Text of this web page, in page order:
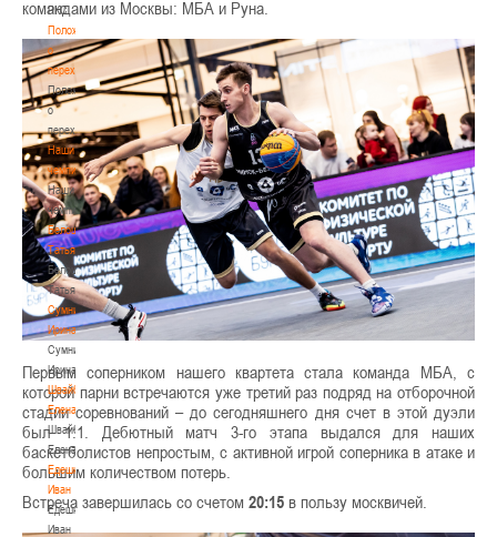
РКС
Положение
о
переходах
Положение
о
переходах
Наши
чемпионы
Наши
чемпионы
Белошапко
Татьяна
Белошапко
Татьяна
Сумникова
Ирина
Сумникова
Ирина
Швайбович
Елена
Швайбович
Елена
Едешко
Иван
Едешко
Иван
командами из Москвы: МБА и Руна.
Первым соперником нашего квартета стала команда МБА, с
которой парни встречаются уже третий раз подряд на отборочной
стадии соревнований – до сегодняшнего дня счет в этой дуэли
был 1:1. Дебютный матч 3-го этапа выдался для наших
баскетболистов непростым, с активной игрой соперника в атаке и
большим количеством потерь.
Встреча завершилась со счетом 20:15 в пользу москвичей.